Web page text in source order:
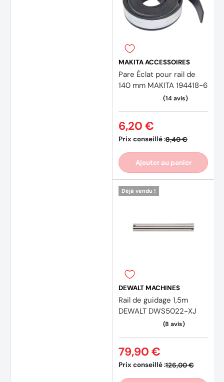
MAKITA ACCESSOIRES
Pare Éclat pour rail de
140 mm MAKITA 194418-6
Prix conseillé :8,40 €
6,20 €
Ajouter au panier
Déjà vendu !
DEWALT MACHINES
Rail de guidage 1,5m
DEWALT DWS5022-XJ
Prix conseillé :126,00 €
79,90 €